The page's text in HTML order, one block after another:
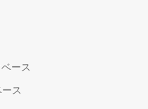
ース
ス